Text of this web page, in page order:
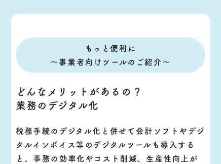
もっと便利に
〜事業者向けツールのご紹介〜
どんなメリットがあるの？
業務のデジタル化
税務手続のデジタル化と併せて会計ソフトやデジ
タルインボイス等のデジタルツールも導入する
と、事務の効率化やコスト削減、生産性向上が